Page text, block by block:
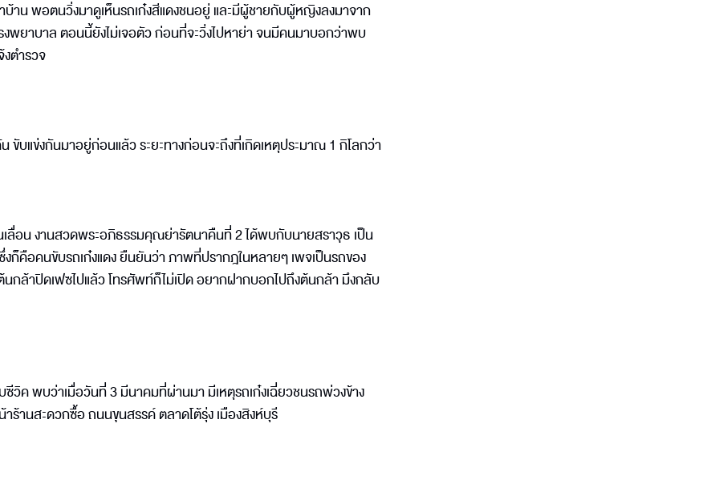
าน พอตนวิ่งมาดูเห็นรถเก๋งสีแดงชนอยู่ และมีผู้ชายกับผู้หญิงลงมาจาก
งพยาบาล ตอนนี้ยังไม่เจอตัว ก่อนที่จะวิ่งไปหาย่า จนมีคนมาบอกว่าพบ
ตำรวจ
บแข่งกันมาอยู่ก่อนแล้ว ระยะทางก่อนจะถึงที่เกิดเหตุประมาณ 1 กิโลกว่า
เลื่อน งานสวดพระอภิธรรมคุณย่ารัตนาคืนที่ 2 ได้พบกับนายสราวุธ เป็น
ก็คือคนขับรถเก๋งแดง ยืนยันว่า ภาพที่ปรากฎในหลายๆ เพจเป็นรถของ
ล้าปิดเฟซไปแล้ว โทรศัพท์ก็ไม่เปิด อยากฝากบอกไปถึงต้นกล้า มึงกลับ
วิค พบว่าเมื่อวันที่ 3 มีนาคมที่ผ่านมา มีเหตุรถเก๋งเฉี่ยวชนรถพ่วงข้าง
านสะดวกซื้อ ถนนขุนสรรค์ ตลาดโต้รุ่ง เมืองสิงห์บุรี